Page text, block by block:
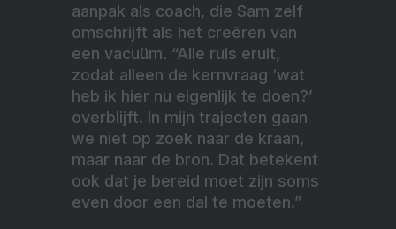
aanpak als coach, die Sam zelf
omschrijft als het creëren van
een vacuüm. “Alle ruis eruit,
zodat alleen de kernvraag ‘wat
heb ik hier nu eigenlijk te doen?’
overblijft. In mijn trajecten gaan
we niet op zoek naar de kraan,
maar naar de bron. Dat betekent
ook dat je bereid moet zijn soms
even door een dal te moeten.”